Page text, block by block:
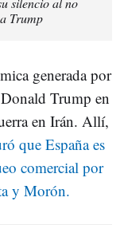
Trump
generada por
Trump en
en Irán. Allí,
que España es
comercial por
y Morón.